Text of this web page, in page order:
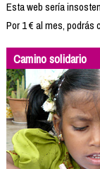
Esta web sería
Por 1 € al mes, podrás
Camino solidario